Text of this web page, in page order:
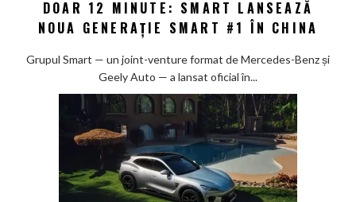
de
la
la
doar
12
minute:
lansează
noua
DOAR 12 MINUTE: SMART LANSEAZĂ
NOUA GENERAȚIE SMART #1 ÎN CHINA
Grupul Smart — un joint-venture format de Mercedes-Benz și
Geely Auto — a lansat oficial în...